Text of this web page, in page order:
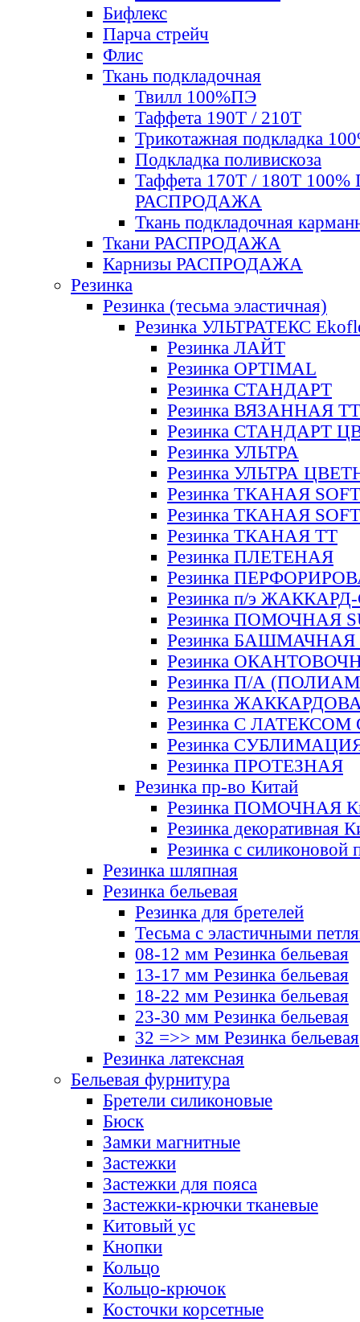
Бифлекс
Парча стрейч
Флис
Ткань подкладочная
Твилл 100%ПЭ
Таффета 190Т / 210Т
Трикотажная подкладка
Подкладка поливискоза
Таффета 170Т / 180Т 100%
РАСПРОДАЖА
Ткань подкладочная
Ткани РАСПРОДАЖА
Карнизы РАСПРОДАЖА
Резинка
Резинка (тесьма эластичная)
Резинка УЛЬТРАТЕКС
Резинка ЛАЙТ
Резинка OPTIMAL
Резинка СТАНДАРТ
Резинка ВЯЗАННАЯ ТТ
Резинка СТАНДАРТ
Резинка УЛЬТРА
Резинка УЛЬТРА
Резинка ТКАНАЯ SOFT
Резинка ТКАНАЯ
Резинка ТКАНАЯ ТТ
Резинка ПЛЕТЕНАЯ
Резинка
Резинка п/э
Резинка ПОМОЧНАЯ
Резинка БАШМАЧНАЯ
Резинка
Резинка П/А
Резинка
Резинка С ЛАТЕКСОМ
Резинка
Резинка ПРОТЕЗНАЯ
Резинка пр-во Китай
Резинка ПОМОЧНАЯ
Резинка декоративная
Резинка с силиконовой
Резинка шляпная
Резинка бельевая
Резинка для бретелей
Тесьма с эластичными
08-12 мм Резинка бельевая
13-17 мм Резинка бельевая
18-22 мм Резинка бельевая
23-30 мм Резинка бельевая
32 =>> мм Резинка бельевая
Резинка латексная
Бельевая фурнитура
Бретели силиконовые
Бюск
Замки магнитные
Застежки
Застежки для пояса
Застежки-крючки тканевые
Китовый ус
Кнопки
Кольцо
Кольцо-крючок
Косточки корсетные